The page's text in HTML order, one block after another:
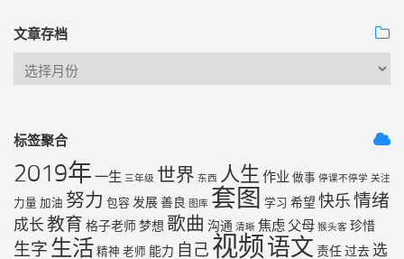
文章存档
标签聚合
2019年 一生 三年级 世界 东西 人生 作业 做事 停课不停学 关注
力量 加油 努力 包容 发展善良 图库 套图 学习 希望 快乐情绪
成长 教育 格子老师梦想 歌曲 沟通 清晰 焦虑 父母 猴头客 珍惜
生字 生活 精神 老师 能力 自己 视频语文 责任过去 选